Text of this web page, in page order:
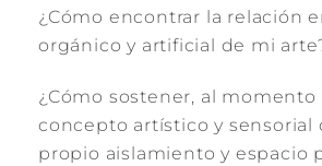
¿Cómo encontrar la relación
orgánico y artificial de mi
¿Cómo sostener, al momento
concepto artístico y sensorial
propio aislamiento y espacio